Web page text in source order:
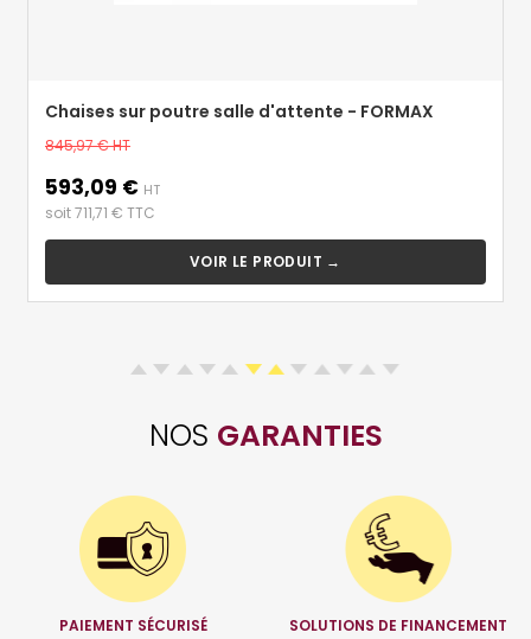
Chaises sur poutre salle d'attente - FORMAX
Prix
base
845,97 €HT
Prix
593,09 € HT
soit 711,71 € TTC
VOIR LE PRODUIT →
NOS GARANTIES
PAIEMENT SÉCURISÉ SOLUTIONS DE FINANCEMENT